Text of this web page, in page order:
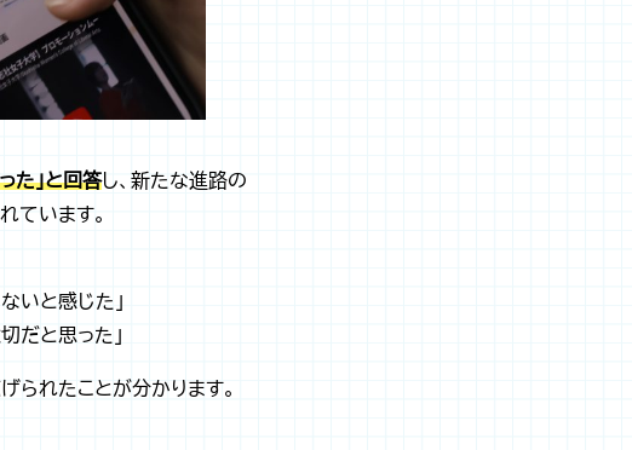
た」と回答し、新たな進路の
ています。
いと感じた」
だと思った」
られたことが分かります。